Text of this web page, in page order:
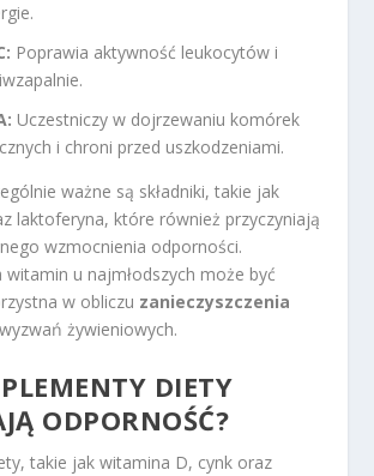
Poprawia aktywność leukocytów i
Uczestniczy w dojrzewaniu komórek
i chroni przed uszkodzeniami.
ważne są składniki, takie jak
laktoferyna, które również przyczyniają
wzmocnienia odporności.
witamin u najmłodszych może być
w obliczu zanieczyszczenia
żywieniowych.
DIETY
ODPORNOŚĆ?
takie jak witamina D, cynk oraz